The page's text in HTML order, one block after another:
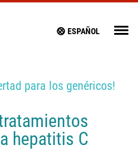
ESPAÑOL
para los genéricos!
hepatitis C